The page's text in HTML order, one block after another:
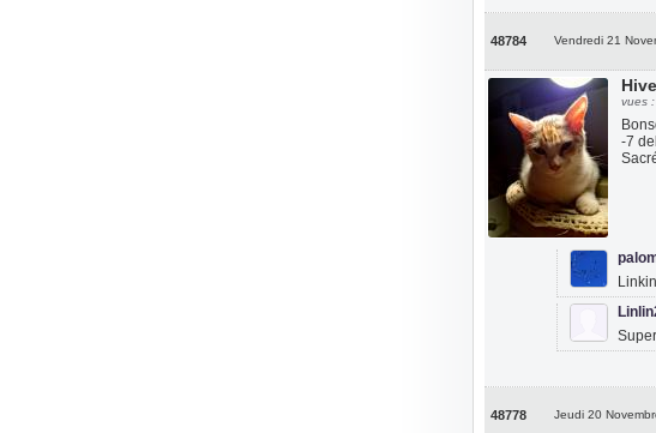
48784 Vendredi 21
vues
-7
48778 Jeudi 20